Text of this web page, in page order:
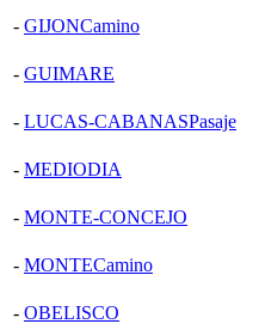
- GIJONCamino
- GUIMARE
- LUCAS-CABANASPasaje
- MEDIODIA
- MONTE-CONCEJO
- MONTECamino
- OBELISCO